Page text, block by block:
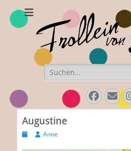
Handgefertigte Hüte und
Suchen
nach:
E-
Augustine
Veröffentlicht
AutorAnne